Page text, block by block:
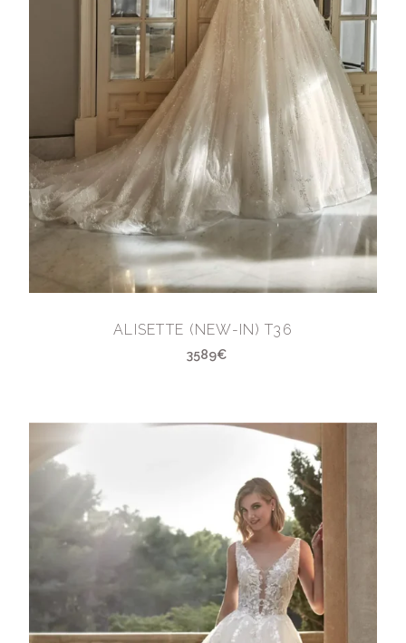
ALISETTE (NEW-IN) T36
3589€